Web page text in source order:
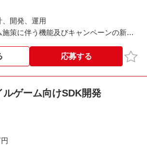
、開発、運用
施策に伴う機能及びキャンペーンの新規
仕様検討から関わることができます！
ーニングやバグ対応
けたツール開発
い合わせについての調査対応
ブラリの開発支援
技術検証、PoCなど
が含まれます。
応募する お気
ゲーム向けSDK開発